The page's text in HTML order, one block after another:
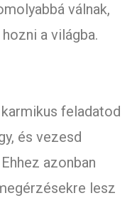
válnak,
a világba.
feladatod
és vezesd
azonban
lesz